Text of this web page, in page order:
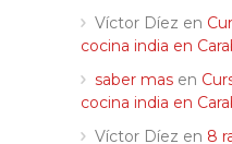
Víctor Díez en
cocina india en
saber mas en
cocina india en
Víctor Díez en 8